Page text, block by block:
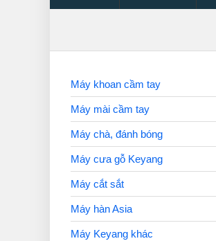
Máy khoan cầm tay
Máy mài cầm tay
Máy chà, đánh bóng
Máy cưa gỗ Keyang
Máy cắt sắt
Máy hàn Asia
Máy Keyang khác